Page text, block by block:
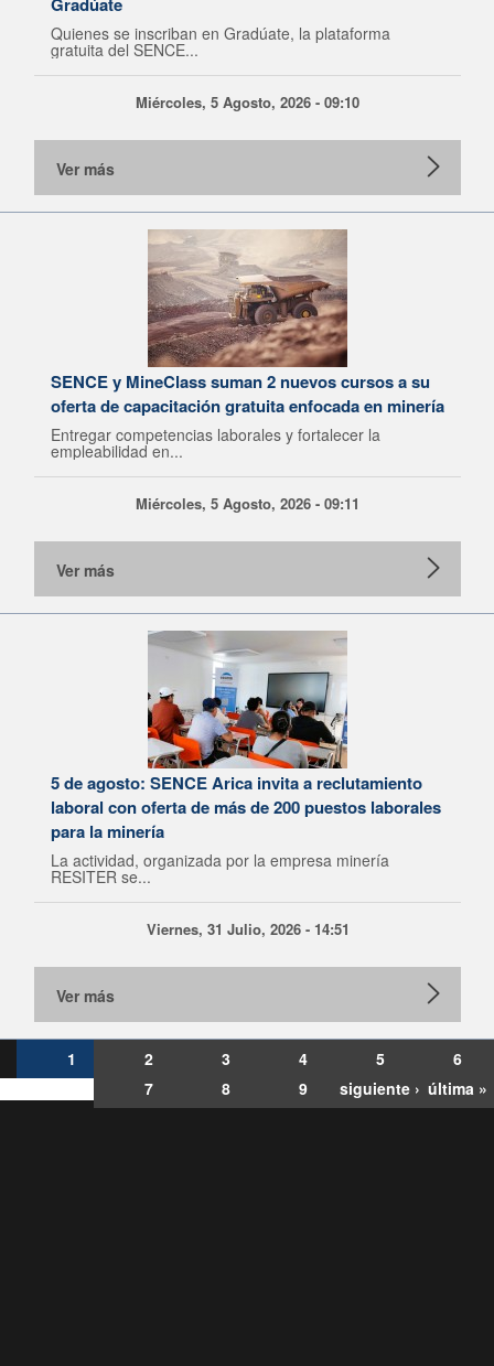
Quienes se inscriban en Gradúate, la plataforma
gratuita del SENCE...
Miércoles, 5 Agosto, 2026 - 09:10
Ver más
SENCE y MineClass suman 2 nuevos cursos a su
oferta de capacitación gratuita enfocada en minería
Entregar competencias laborales y fortalecer la
empleabilidad en...
Miércoles, 5 Agosto, 2026 - 09:11
Ver más
5 de agosto: SENCE Arica invita a reclutamiento
laboral con oferta de más de 200 puestos laborales
para la minería
La actividad, organizada por la empresa minería
RESITER se...
Viernes, 31 Julio, 2026 - 14:51
Ver más
1 2 3 4 5
6
7
8 9 siguiente › última »